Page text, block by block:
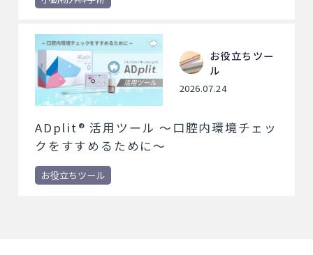
お役立ちツー
ル
2026.07.24
ADplit® 活用ツール ～口腔内環境チェッ
クをすすめるために～
お役立ちツール